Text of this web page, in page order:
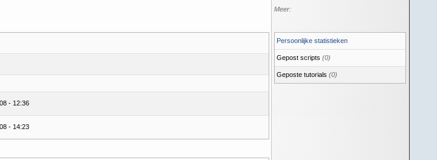
- 12:36
- 14:23
Meer:
Persoonlijke statistieken
Gepost scripts (0)
Geposte tutorials (0)